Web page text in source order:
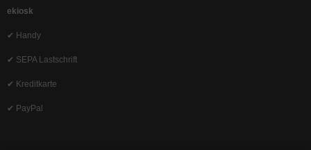
ekiosk
✔ Handy
✔ SEPA Lastschrift
✔ Kreditkarte
✔ PayPal